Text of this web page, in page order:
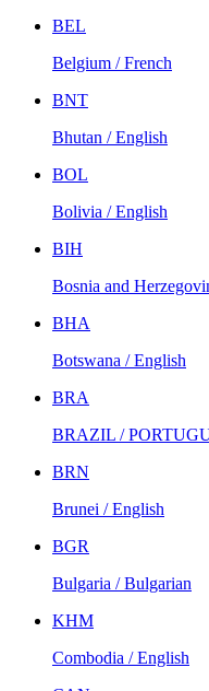
BEL
Belgium / French
BNT
Bhutan / English
BOL
Bolivia / English
BIH
Bosnia and
BHA
Botswana / English
BRA
BRAZIL /
BRN
Brunei / English
BGR
Bulgaria / Bulgarian
KHM
Combodia / English